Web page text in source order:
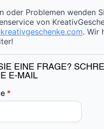
oder Problemen wenden
von
. Wir
EINE FRAGE?
E-MAIL
*